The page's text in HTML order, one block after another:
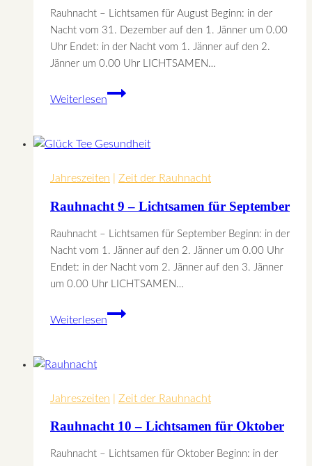
Rauhnacht – Lichtsamen für August Beginn: in der
Nacht vom 31. Dezember auf den 1. Jänner um 0.00
Uhr Endet: in der Nacht vom 1. Jänner auf den 2.
Jänner um 0.00 Uhr LICHTSAMEN…
Weiterlesen
Rauhnacht
Lichtsamen
August
Jahreszeiten Zeit der Rauhnacht
Rauhnacht 9 – Lichtsamen für September
Rauhnacht – Lichtsamen für September Beginn: in der
Nacht vom 1. Jänner auf den 2. Jänner um 0.00 Uhr
Endet: in der Nacht vom 2. Jänner auf den 3. Jänner
um 0.00 Uhr LICHTSAMEN…
Weiterlesen
Rauhnacht
September
Jahreszeiten Zeit der Rauhnacht
Rauhnacht 10 – Lichtsamen für Oktober
Rauhnacht – Lichtsamen für Oktober Beginn: in der